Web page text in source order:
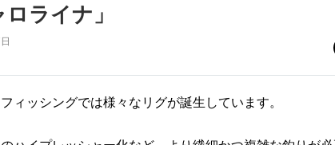
ライナ」
ィッシングでは様々なリグが誕生しています。